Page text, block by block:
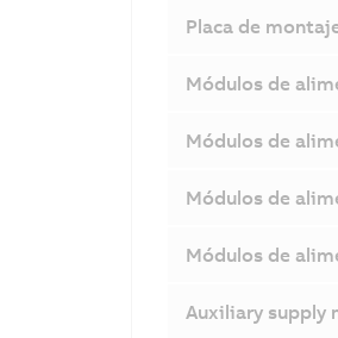
Placa de
Módulos de
Módulos de
Módulos de
Módulos de
Auxiliary supply